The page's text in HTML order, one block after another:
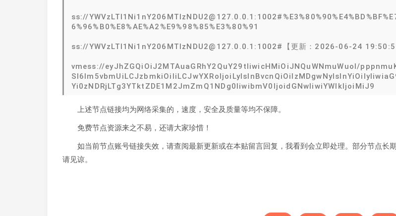
ss://
6%96%B0%E8%AE%A2%E9%98%85%E3%80%91
ss://YWVzLTI1Ni1nY206MTIzNDU2@127.0.0.1:1002#【更新：2026-06-24
vmess://eyJhZGQiOiJ2MTAuaGRhY2QuY29tIiwicHMiOiJNQuWNmuWuol/
Yi0zNDRjLTg3YTktZDE1M2JmZmQ1NDg0IiwibmV0IjoidGNwIiwiYWlkIjoiMiJ9
上述节点链接均为网络采集的，速度，安全及质量等均不保障。
免费节点资源来之不易，还请大家珍惜！
如当前节点账号链接失效，请查阅最新更新或在本贴留言回复，我看到会立即处理。部分节点
请见谅。